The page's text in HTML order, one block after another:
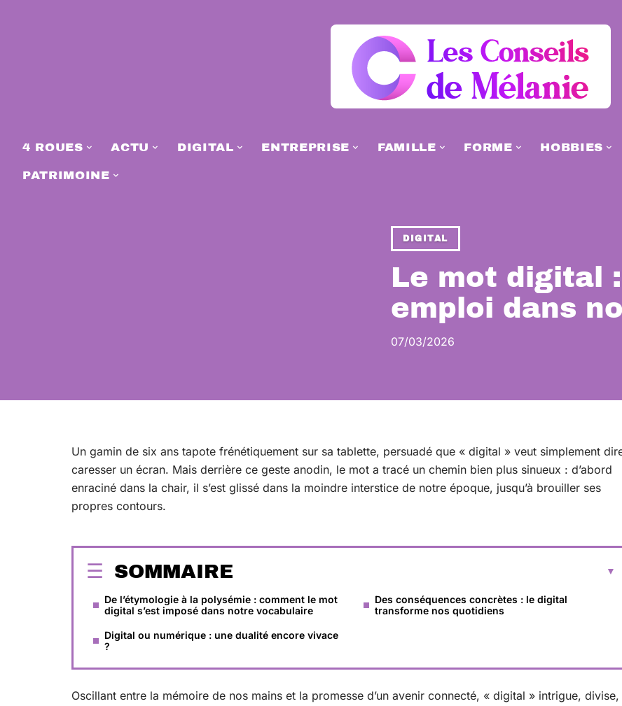
4 ROUES ACTU DIGITAL ENTREPRISE FAMILLE FORME HOBBIES
PATRIMOINE
DIGITAL
Le mot digital
emploi dans
07/03/2026
Un gamin de six ans tapote frénétiquement sur sa tablette, persuadé que « digital » veut simplement
caresser un écran. Mais derrière ce geste anodin, le mot a tracé un chemin bien plus sinueux : d’abord
enraciné dans la chair, il s’est glissé dans la moindre interstice de notre époque, jusqu’à brouiller ses
propres contours.
SOMMAIRE
De l’étymologie à la polysémie : comment le mot
digital s’est imposé dans notre vocabulaire
Digital ou numérique : une dualité encore vivace
?
Des conséquences concrètes : le digital
transforme nos quotidiens
Oscillant entre la mémoire de nos mains et la promesse d’un avenir connecté, « digital » intrigue, divise,